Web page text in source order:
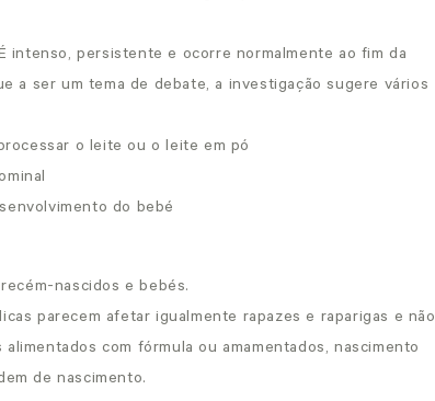
intenso, persistente e ocorre normalmente ao fim da
a ser um tema de debate, a investigação sugere vários
o leite ou o leite em pó
do bebé
nascidos e bebés.
parecem afetar igualmente rapazes e raparigas e não
com fórmula ou amamentados, nascimento
de nascimento.